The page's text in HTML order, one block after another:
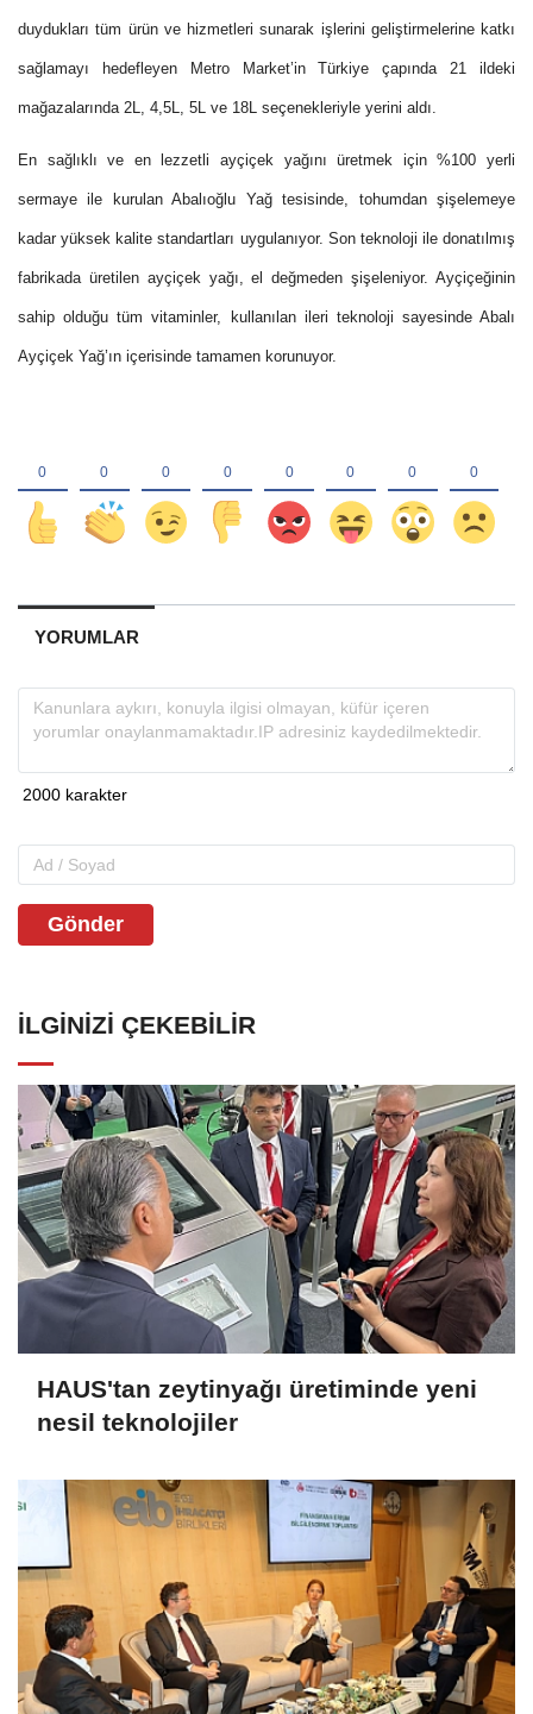
duydukları tüm ürün ve hizmetleri sunarak işlerini geliştirmelerine katkı
sağlamayı hedefleyen Metro Market’in Türkiye çapında 21 ildeki
mağazalarında 2L, 4,5L, 5L ve 18L seçenekleriyle yerini aldı.
En sağlıklı ve en lezzetli ayçiçek yağını üretmek için %100 yerli
sermaye ile kurulan Abalıoğlu Yağ tesisinde, tohumdan şişelemeye
kadar yüksek kalite standartları uygulanıyor. Son teknoloji ile donatılmış
fabrikada üretilen ayçiçek yağı, el değmeden şişeleniyor. Ayçiçeğinin
sahip olduğu tüm vitaminler, kullanılan ileri teknoloji sayesinde Abalı
Ayçiçek Yağ’ın içerisinde tamamen korunuyor.
YORUMLAR
Gönder
İLGINIZI ÇEKEBILIR
HAUS'tan zeytinyağı üretiminde yeni
nesil teknolojiler